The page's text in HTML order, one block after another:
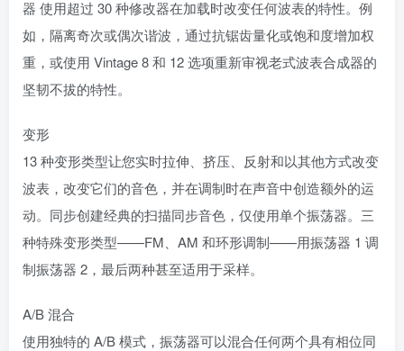
器 使用超过 30 种修改器在加载时改变任何波表的特性。例
如，隔离奇次或偶次谐波，通过抗锯齿量化或饱和度增加权
重，或使用 Vintage 8 和 12 选项重新审视老式波表合成器的
坚韧不拔的特性。
变形
13 种变形类型让您实时拉伸、挤压、反射和以其他方式改变
波表，改变它们的音色，并在调制时在声音中创造额外的运
动。同步创建经典的扫描同步音色，仅使用单个振荡器。三
种特殊变形类型——FM、AM 和环形调制——用振荡器 1 调
制振荡器 2，最后两种甚至适用于采样。
A/B 混合
使用独特的 A/B 模式，振荡器可以混合任何两个具有相位同